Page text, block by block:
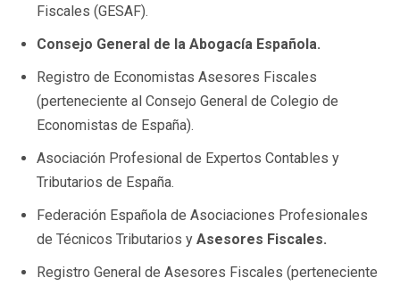
Fiscales (GESAF).
Consejo General de la Abogacía Española.
Registro de Economistas Asesores Fiscales
(perteneciente al Consejo General de Colegio de
Economistas de España).
Asociación Profesional de Expertos Contables y
Tributarios de España.
Federación Española de Asociaciones Profesionales
de Técnicos Tributarios y Asesores Fiscales.
Registro General de Asesores Fiscales (perteneciente